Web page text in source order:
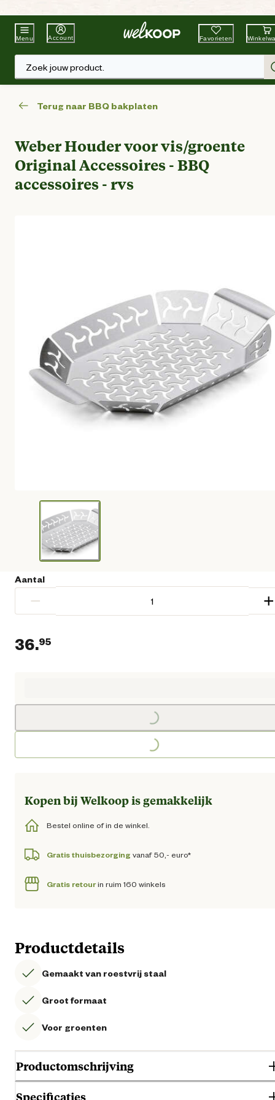
Beste WinkelketenTuin & Dier
Menu Account Favorieten
Zoek jouw product.
Terug naar BBQ bakplaten
Weber Houder voor vis/groente
Original Accessoires - BBQ
accessoires - rvs
Aantal
− +
36.95
Loading...
Loading...
Kopen bij Welkoop is gemakkelijk
Bestel online of in de winkel.
Gratis thuisbezorging vanaf 50,- euro*
Gratis retourin ruim 160 winkels
Productdetails
Gemaakt van roestvrij staal
Groot formaat
Voor groenten
Productomschrijving
Specificaties